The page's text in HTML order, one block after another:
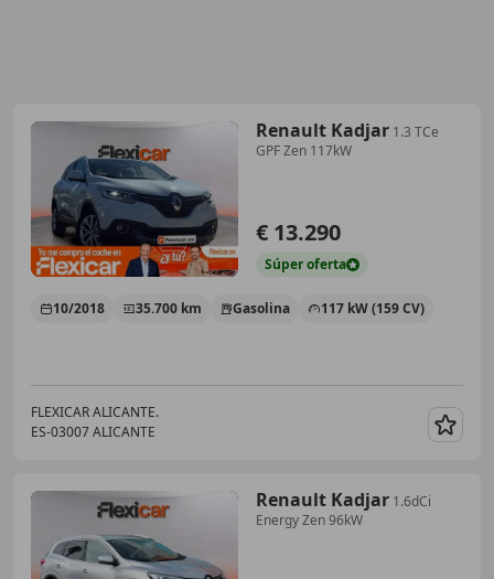
Renault Kadjar 1.3 TCe
GPF Zen 117kW
€ 13.290
Súperoferta
10/2018 35.700 km Gasolina 117 kW (159 CV)
FLEXICAR ALICANTE.
ES-03007 ALICANTE
Renault Kadjar 1.6dCi
Energy Zen 96kW